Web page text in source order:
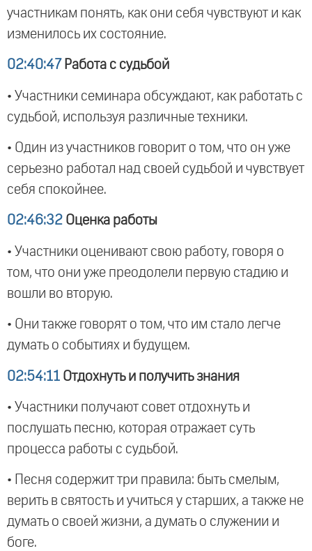
участникам понять, как они себя чувствуют и как
изменилось их состояние.
02:40:47 Работа с судьбой
• Участники семинара обсуждают, как работать с
судьбой, используя различные техники.
• Один из участников говорит о том, что он уже
серьезно работал над своей судьбой и чувствует
себя спокойнее.
02:46:32 Оценка работы
• Участники оценивают свою работу, говоря о
том, что они уже преодолели первую стадию и
вошли во вторую.
• Они также говорят о том, что им стало легче
думать о событиях и будущем.
02:54:11 Отдохнуть и получить знания
• Участники получают совет отдохнуть и
послушать песню, которая отражает суть
процесса работы с судьбой.
• Песня содержит три правила: быть смелым,
верить в святость и учиться у старших, а также не
думать о своей жизни, а думать о служении и
боге.